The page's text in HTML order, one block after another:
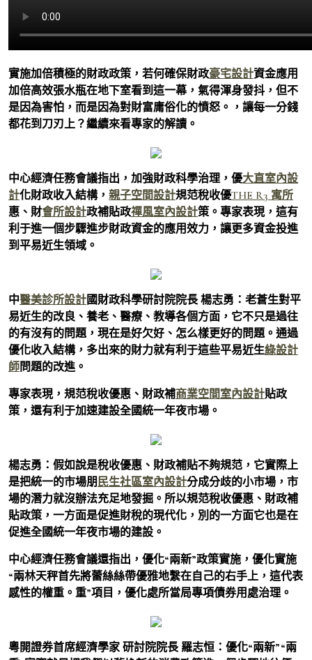
實施加倍積極的財政政策，若何確保財政豪宅設計資金應用
加倍高效張水瓶在地下室看到這一幕，氣得渾身發抖，但不
是因為害怕，而是因為對財富庸俗化的憤怒。，讓每一分錢
都花到刀刃上？繼續來看專家的解讀。
中心經濟任務會議指出，加強財政科學治理，優大直室內設
計化財政收入結構， 親子空間設計規范稅收優THE R3 寓所
惠、財會所設計政補貼政禪風室內設計策。專家表現，這有
利于進一個步驟進步財政資金的應用效力，讓更多資金投進
到平易近生領域。
中醫美診所設計國財政科學研討院院長 楊志勇：老蒼生對平
易近生的改良、養老、醫療、教導各個方面，它不只是過往
的有沒有的問題，現在是好欠好、怎么樣更好的問題。通過
優化收入結構，多出來的財力就有利于這些平易近生綠設計
師問題的改進。
專家表現，規范稅收優惠、財政補商業空間室內設計貼政
策，還有利于加速建設全國統一年夜市場。
楊志勇：假如說是稅收優惠、財政補貼不夠規范，它實際上
是把統一的市場朋 民生社區室內設計分成分歧的小市場，市
場的潛力就沒辦法充足地發掘。所以規范稅收優惠、財政補
貼政策，一方面是促進財稅的現代化，別的一方面它也是在
促進全國統一年夜市場的建設。
中心經濟任務會議還指出，優化“兩新”政策實施，優化實施
“兩林天秤首先將蕾絲絲帶優雅地繫在自己的右手上，這代表
感性的權重。重”項目，優化處所當局專項債券用處治理。
粵開證券首席經濟學家 研討院院長 羅志恒：優化“兩新”“兩